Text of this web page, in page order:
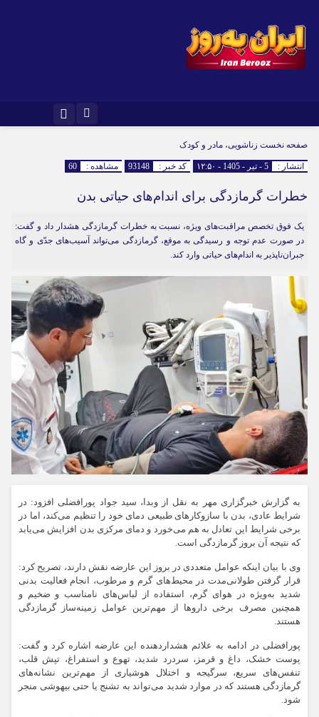
صفحه نخست زناشویی، مادر و کودک
انتشار : 5 - تیر - 1405 - ۱۲:۵۰ کد خبر : 93148 مشاهده : 60
خطرات گرمازدگی برای اندام‌های حیاتی بدن
یک فوق تخصص مراقبت‌های ویژه، نسبت به خطرات گرمازدگی هشدار داد و گفت:
در صورت عدم توجه و رسیدگی به‌ موقع، گرمازدگی می‌تواند آسیب‌های جدّی و گاه
جبران‌ناپذیر به اندام‌های حیاتی وارد کند.
به گزارش خبرگزاری مهر به نقل از وبدا، سید جواد پورافضلی افزود: در
شرایط عادی، بدن با سازوکارهای طبیعی دمای خود را تنظیم می‌کند، اما در
برخی شرایط این تعادل به هم می‌خورد و دمای مرکزی بدن افزایش می‌یابد
که نتیجه آن بروز گرمازدگی است.
وی با بیان اینکه عوامل متعددی در بروز این عارضه نقش دارند، تصریح کرد:
قرار گرفتن طولانی‌مدت در محیط‌های گرم و مرطوب، انجام فعالیت بدنی
شدید به‌ویژه در هوای گرم، استفاده از لباس‌های نامناسب و ضخیم و
همچنین مصرف برخی داروها از مهم‌ترین عوامل زمینه‌ساز گرمازدگی
هستند.
پورافضلی در ادامه به علائم هشداردهنده این عارضه اشاره کرد و گفت:
پوست خشک، داغ و قرمز، سردرد شدید، تهوع و استفراغ، تپش قلب،
تنفس‌های سریع، سرگیجه و اختلال هوشیاری از مهم‌ترین نشانه‌های
گرمازدگی هستند که در موارد شدید می‌تواند به تشنج یا حتی بیهوشی منجر
شود.